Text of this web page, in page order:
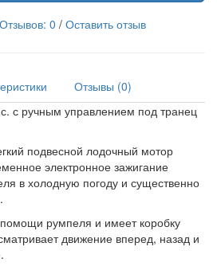
Отзывов: 0 / Оставить отзыв
Отзывы (0)
с ручным управлением под транец
подвесной лодочный мотор
электронное зажигание
в холодную погоду и существенно
румпеля и имеет коробку
движение вперед, назад и